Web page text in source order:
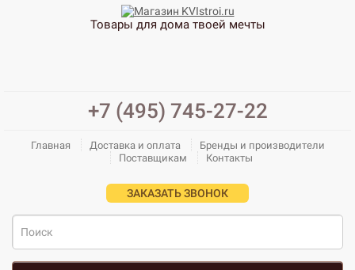
Товары для дома твоей мечты
+7 (495) 745-27-22
Главная Доставка и оплата
Бренды и производители
Поставщикам
Контакты
ЗАКАЗАТЬ ЗВОНОК